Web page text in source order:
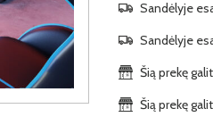
Sandėlyje
Sandėlyje
Šią prekę
Šią prekę